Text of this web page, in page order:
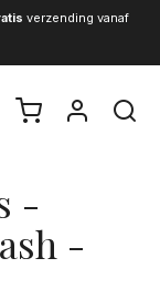
verzending vanaf
-
-